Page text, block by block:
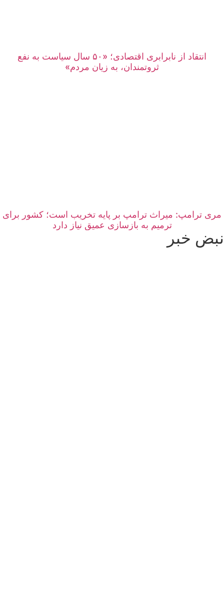
انتقاد از نابرابری اقتصادی؛ «۵۰ سال سیاست به نفع
ثروتمندان، به زیان مردم»
مری ترامپ: میراث ترامپ بر پایه تخریب است؛ کشور برای
ترمیم به بازسازی عمیق نیاز دارد
نبض خبر